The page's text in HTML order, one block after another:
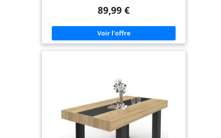
convives Design effet loft ultra tendance - Plateau
Structure à l'aspect massif et robuste : stabilité et
qualité garanties
89,99 €